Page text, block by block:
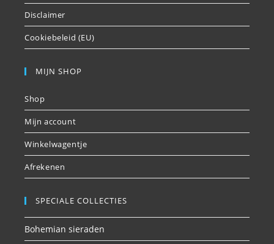
Disclaimer
Cookiebeleid (EU)
MIJN SHOP
Shop
Mijn account
Winkelwagentje
Afrekenen
SPECIALE COLLECTIES
Bohemian sieraden